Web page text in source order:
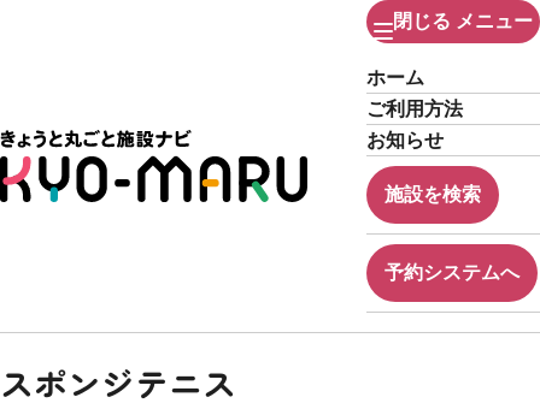
閉じる メニュー
ホーム
ご利用方法
お知らせ
施設を検索
予約システムへ
スポンジテニス